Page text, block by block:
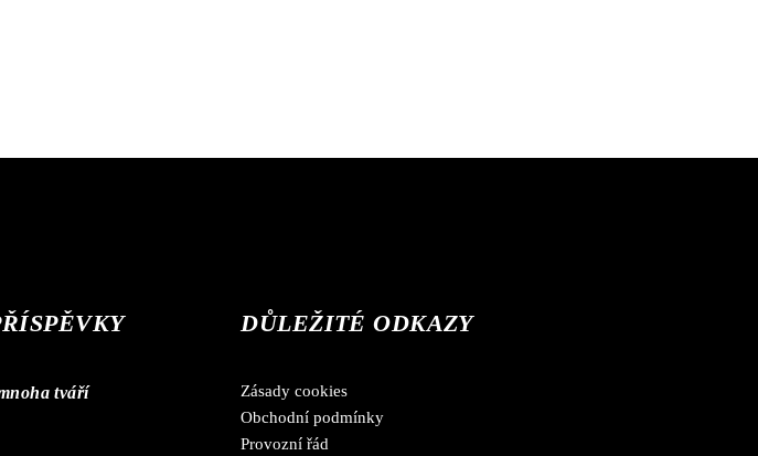
tváří
DŮLEŽITÉ ODKAZY
Zásady cookies
Obchodní podmínky
Provozní řád